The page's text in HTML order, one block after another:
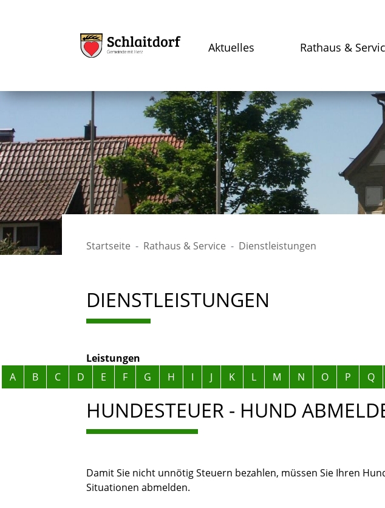
Aktuelles Rathaus &
Startseite Rathaus & Service Dienstleistungen
DIENSTLEISTUNGEN
Leistungen
Alphabetisches Register überspringen
A B C D E F G H I J K L M N O P Q
HUNDESTEUER - HUND
Damit Sie nicht unnötig Steuern bezahlen, müssen Sie Ihren
Situationen abmelden.